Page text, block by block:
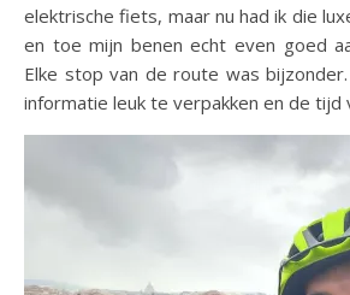
elektrische fiets, maar nu had ik die
en toe mijn benen echt even goed
Elke stop van de route was
informatie leuk te verpakken en de tijd